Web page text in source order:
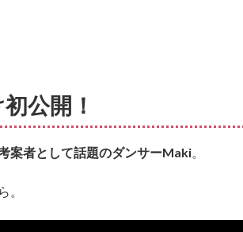
公開！
案者として話題のダンサーMaki。
。